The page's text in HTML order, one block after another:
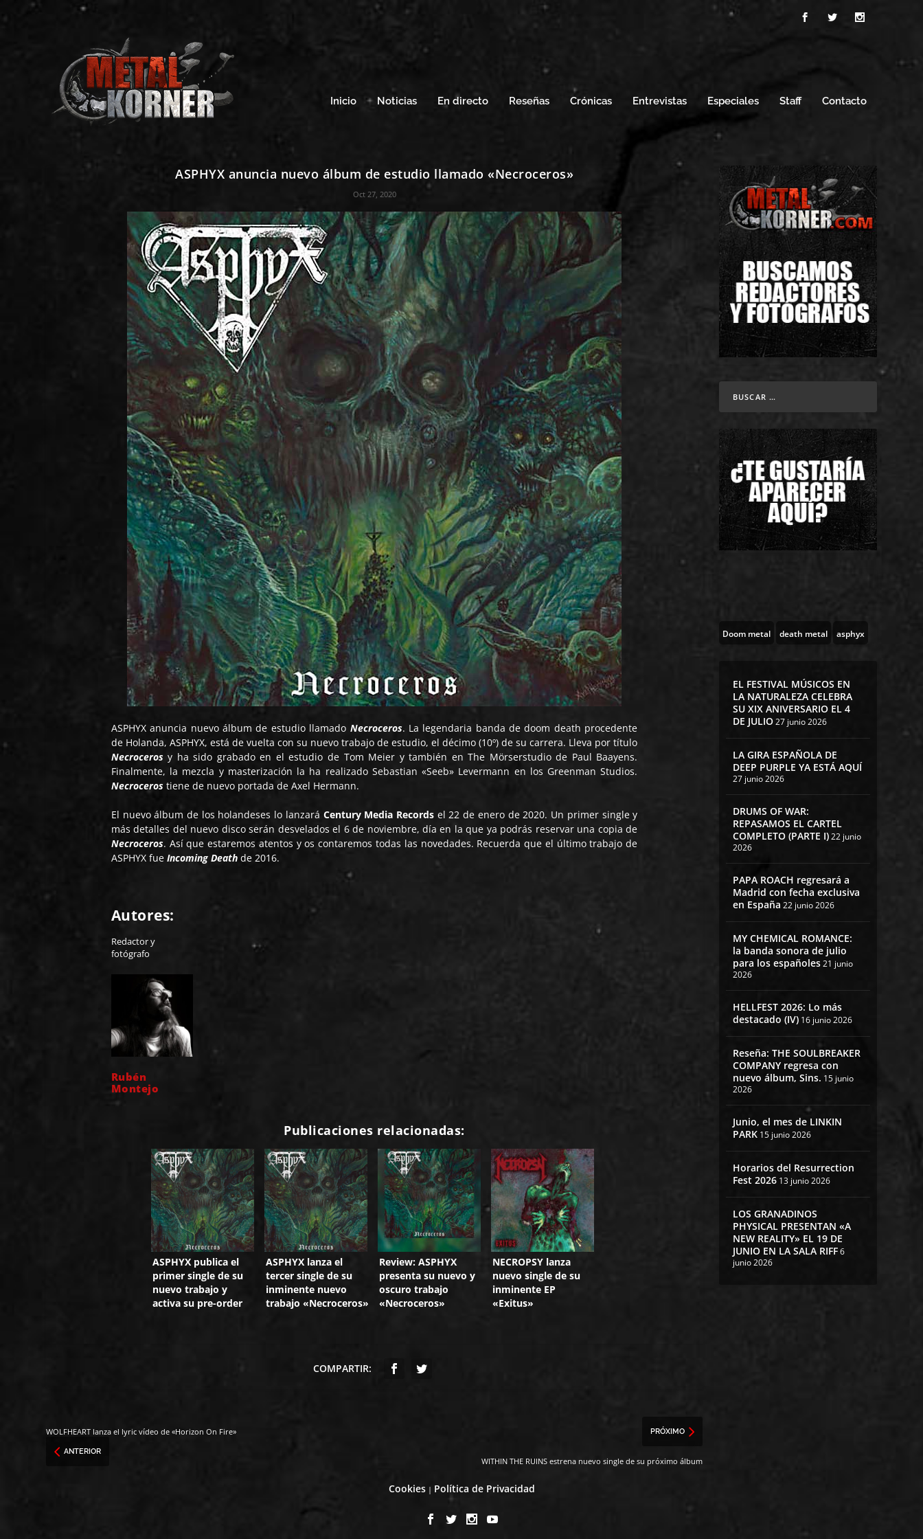
Inicio Noticias En directo Reseñas Crónicas Entrevistas Especiales Staff Contacto
ASPHYX anuncia nuevo álbum de estudio llamado «Necroceros»
Oct 27, 2020
ASPHYX anuncia nuevo álbum de estudio llamado Necroceros. La legendaria banda de doom death procedente
de Holanda, ASPHYX, está de vuelta con su nuevo trabajo de estudio, el décimo (10º) de su carrera. Lleva por título
Necrocerosy ha sido grabado en el estudio de Tom Meier y también en The Mörserstudio de Paul Baayens.
Finalmente, la mezcla y masterización la ha realizado Sebastian «Seeb» Levermann en los Greenman Studios.
Necroceros tiene de nuevo portada de Axel Hermann.
El nuevo álbum de los holandeses lo lanzará Century Media Records el 22 de enero de 2020. Un primer single y
más detalles del nuevo disco serán desvelados el 6 de noviembre, día en la que ya podrás reservar una copia de
Necroceros. Así que estaremos atentos y os contaremos todas las novedades. Recuerda que el último trabajo de
ASPHYX fue Incoming Deathde 2016.
Autores:
Redactor y
fotógrafo
Rubén
Montejo
Publicaciones relacionadas:
ASPHYX publica el
primer single de su
nuevo trabajo y
activa su pre-order
ASPHYX lanza el
tercer single de su
inminente nuevo
trabajo «Necroceros»
Review: ASPHYX
presenta su nuevo y
oscuro trabajo
«Necroceros»
NECROPSY lanza
nuevo single de su
inminente EP
«Exitus»
COMPARTIR:
WOLFHEART lanza el lyric vídeo de «Horizon On Fire»
ANTERIOR
PRÓXIMO
WITHIN THE RUINS estrena nuevo single de su próximo álbum
Doom metal death metal asphyx
EL FESTIVAL MÚSICOS EN
LA NATURALEZA CELEBRA
SU XIX ANIVERSARIO EL 4
DE JULIO27 junio 2026
LA GIRA ESPAÑOLA DE
DEEP PURPLE YA ESTÁ AQUÍ
27 junio 2026
DRUMS OF WAR:
REPASAMOS EL CARTEL
COMPLETO (PARTE I)22 junio
2026
PAPA ROACH regresará a
Madrid con fecha exclusiva
en España 22 junio 2026
MY CHEMICAL ROMANCE:
la banda sonora de julio
para los españoles21 junio
2026
HELLFEST 2026: Lo más
destacado (IV) 16 junio 2026
Reseña: THE SOULBREAKER
COMPANY regresa con
nuevo álbum, Sins. 15 junio
2026
Junio, el mes de LINKIN
PARK 15 junio 2026
Horarios del Resurrection
Fest 2026 13 junio 2026
LOS GRANADINOS
PHYSICAL PRESENTAN «A
NEW REALITY» EL 19 DE
JUNIO EN LA SALA RIFF6
junio 2026
Cookies| Política de Privacidad